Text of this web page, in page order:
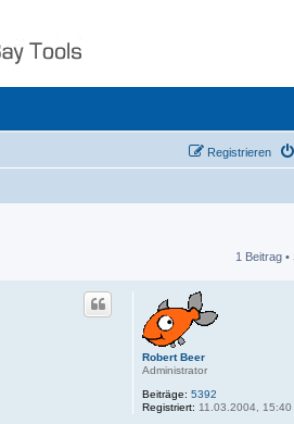
Registrieren
1 Beitrag •
Robert Beer
Administrator
Beiträge: 5392
Registriert: 11.03.2004, 15:40